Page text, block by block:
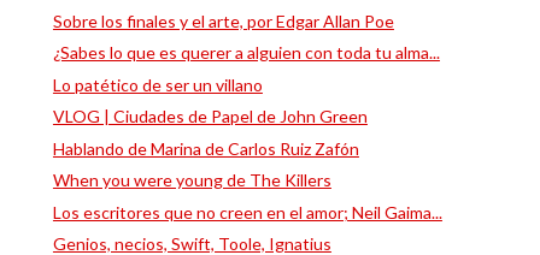
Sobre los finales y el arte, por Edgar Allan Poe
¿Sabes lo que es querer a alguien con toda tu alma...
Lo patético de ser un villano
VLOG | Ciudades de Papel de John Green
Hablando de Marina de Carlos Ruiz Zafón
When you were young de The Killers
Los escritores que no creen en el amor; Neil Gaima...
Genios, necios, Swift, Toole, Ignatius